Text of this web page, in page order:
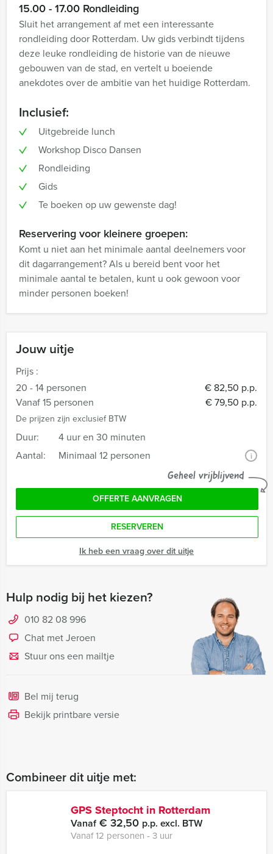
Jouw uitje
Prijs :
20 - 14 personen
€ 82,50 p.p.
Vanaf 15 personen
€ 79,50 p.p.
De prijzen zijn exclusief BTW
Duur:
4 uur en 30 minuten
Aantal:
Minimaal 12 personen i
Geheel vrijblijvend
OFFERTE AANVRAGEN
RESERVEREN
Ik heb een vraag over dit uitje
Hulp nodig bij het kiezen?
010 82 08 996
Chat met Jeroen
Stuur ons een mailtje
Bel mij terug
Bekijk printbare versie
15.00 - 17.00 Rondleiding
Sluit het arrangement af met een interessante
rondleiding door Rotterdam. Uw gids verbindt tijdens
deze leuke rondleiding de historie van de nieuwe
gebouwen van de stad, en vertelt u boeiende
anekdotes over de ambitie van het huidige Rotterdam.
Inclusief:
Uitgebreide lunch
Workshop Disco Dansen
Rondleiding
Gids
Te boeken op uw gewenste dag!
Reservering voor kleinere groepen:
Komt u niet aan het minimale aantal deelnemers voor
dit dagarrangement? Als u bereid bent voor het
minimale aantal te betalen, kunt u ook gewoon voor
minder personen boeken!
Combineer dit uitje met:
GPS Steptocht in Rotterdam
Vanaf€ 32,50 p.p. excl. BTW
Vanaf 12 personen ‐ 3 uur